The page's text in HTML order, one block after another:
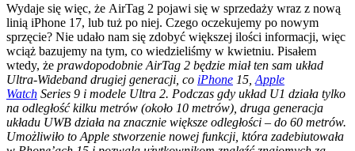
Wydaje się więc, że AirTag 2 pojawi się w sprzedaży wraz z nową
linią iPhone 17, lub tuż po niej. Czego oczekujemy po nowym
sprzęcie? Nie udało nam się zdobyć większej ilości informacji, więc
wciąż bazujemy na tym, co wiedzieliśmy w kwietniu. Pisałem
wtedy, że prawdopodobnie AirTag 2 będzie miał ten sam układ
Ultra-Wideband drugiej generacji, co iPhone 15, Apple
Watch Series 9 i modele Ultra 2. Podczas gdy układ U1 działa tylko
na odległość kilku metrów (około 10 metrów), druga generacja
układu UWB działa na znacznie większe odległości – do 60 metrów.
Umożliwiło to Apple stworzenie nowej funkcji, która zadebiutowała